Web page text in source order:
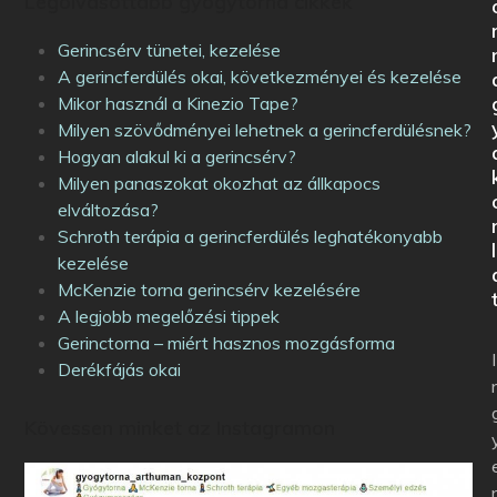
Gerincsérv tünetei, kezelése
A gerincferdülés okai, következményei és kezelése
Mikor használ a Kinezio Tape?
Milyen szövődményei lehetnek a gerincferdülésnek?
Hogyan alakul ki a gerincsérv?
Milyen panaszokat okozhat az állkapocs
elváltozása?
Schroth terápia a gerincferdülés leghatékonyabb
kezelése
McKenzie torna gerincsérv kezelésére
A legjobb megelőzési tippek
Gerinctorna – miért hasznos mozgásforma
Derékfájás okai
l
I